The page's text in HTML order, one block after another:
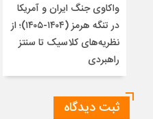
واکاوی جنگ ایران و آمریکا
در تنگه هرمز (۱۴۰۴-۱۴۰۵)؛ از
نظریه‌های کلاسیک تا سنتز
راهبردی
ثبت دیدگاه